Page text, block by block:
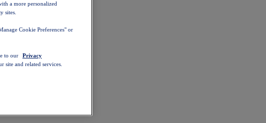
a more personalized
sites.
Cookie Preferences" or
to our
Privacy
site and related services.